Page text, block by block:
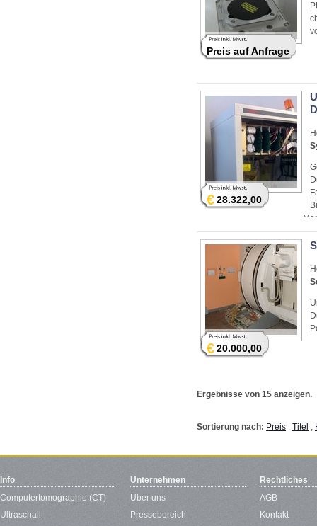
Preis auf Anfrage
€28.322,00
€20.000,00
Ergebnisse von 15 anzeigen.
Sortierung nach: Preis , Titel ,
Info
Computertomographie (CT)
Ultraschall
Unternehmen
Über uns
Pressebereich
Rechtliches
AGB
Kontakt